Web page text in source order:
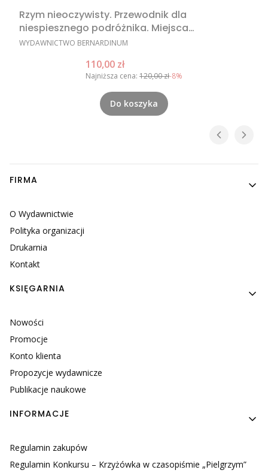
Rzym nieoczywisty. Przewodnik dla
niespiesznego podróżnika. Miejsca
nieoczywiste w Rzymie, nietypowe atrakcje
PRODUCENT
WYDAWNICTWO BERNARDINUM
Cena promocyjna
110,00 zł
Najniższa cena: 120,00 zł-8%
Do koszyka
Linki w stopce
FIRMA
O Wydawnictwie
Polityka organizacji
Drukarnia
Kontakt
KSIĘGARNIA
Nowości
Promocje
Konto klienta
Propozycje wydawnicze
Publikacje naukowe
INFORMACJE
Regulamin zakupów
Regulamin Konkursu – Krzyżówka w czasopiśmie „Pielgrzym”